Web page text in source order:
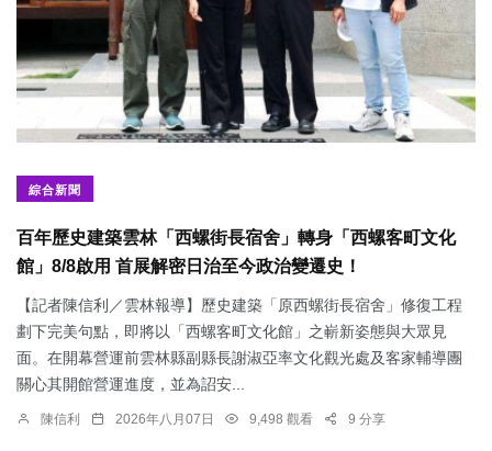
綜合新聞
百年歷史建築雲林「西螺街長宿舍」轉身「西螺客町文化
館」8/8啟用 首展解密日治至今政治變遷史！
【記者陳信利／雲林報導】歷史建築「原西螺街長宿舍」修復工程
劃下完美句點，即將以「西螺客町文化館」之嶄新姿態與大眾見
面。在開幕營運前雲林縣副縣長謝淑亞率文化觀光處及客家輔導團
關心其開館營運進度，並為詔安...
陳信利 2026年八月07日 9,498 觀看 9 分享